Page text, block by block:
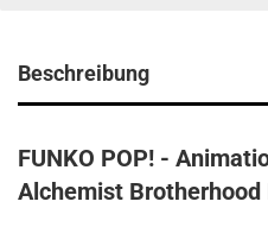
Beschreibung
FUNKO POP! -
Alchemist Brotherhood